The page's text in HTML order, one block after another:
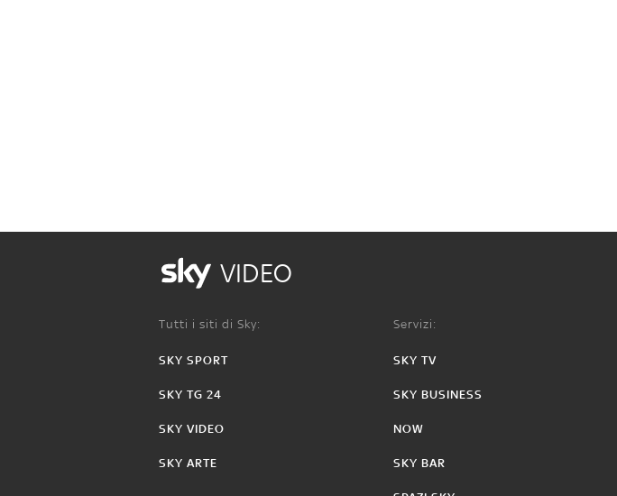
VIDEO
Tutti i siti di Sky:
SKY SPORT
SKY TG 24
SKY VIDEO
SKY ARTE
Servizi:
SKY TV
SKY BUSINESS
NOW
SKY BAR